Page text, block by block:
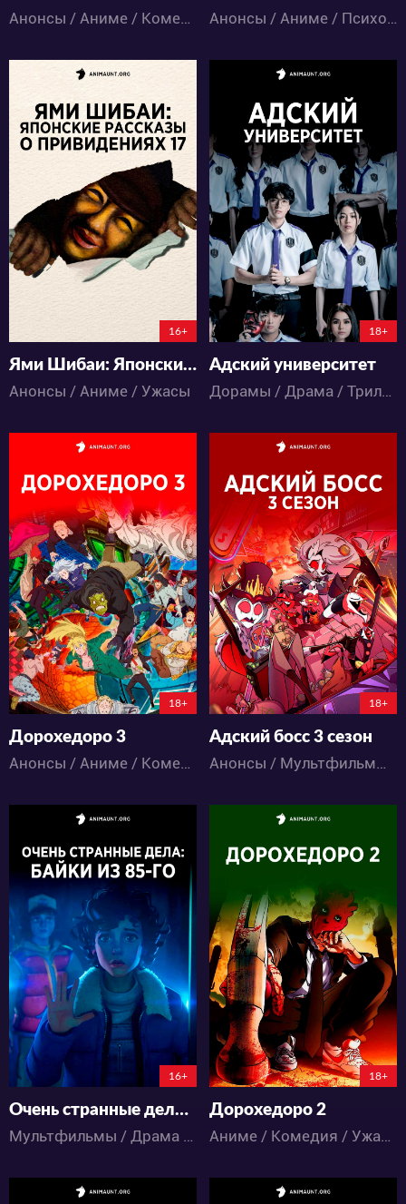
Анонсы / Аниме / Комедия / Ужасы / Экшен Анонсы / Аниме / Психология / Триллер / Ужасы
378
5 0
0:0:0
16+
Ями Шибаи: Японские рассказы о привидениях 17
Анонсы / Аниме / Ужасы
6743
69
18+
Адский университет
Дорамы / Драма / Триллер / Ужасы
665
10 0
119:2:21:59
18+
Дорохедоро 3
Анонсы / Аниме / Комедия / Ужасы / Фэнтези / Экшен
976
22 0
28:4:59:59
18+
Адский босс 3 сезон
Анонсы / Мультфильмы / Боевик / Драма / Комедия / Музыка / Ужасы / Фантастика / Фэнтези
4658
49 17
16+
Очень странные дела: Байки из 85-го
Мультфильмы / Драма / Триллер / Ужасы / Фантастика / Фэнтези
17837
47 25
18+
Дорохедоро 2
Аниме / Комедия / Ужасы / Фэнтези / Экшен